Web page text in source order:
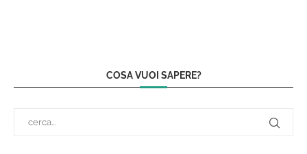
COSA VUOI SAPERE?